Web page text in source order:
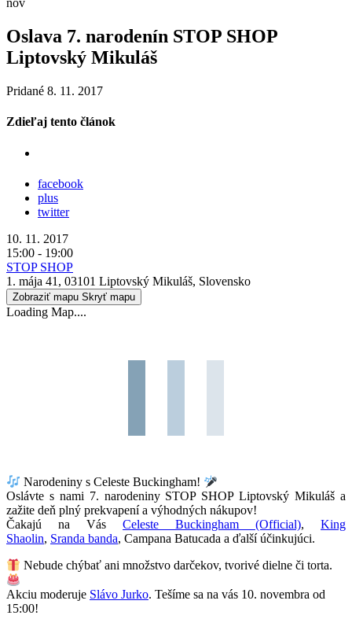
nov
Oslava 7. narodenín STOP SHOP
Liptovský Mikuláš
Pridané 8. 11. 2017
Zdieľaj tento článok
facebook
plus
twitter
10. 11. 2017
15:00 - 19:00
STOP SHOP
1. mája 41, 03101 Liptovský Mikuláš, Slovensko
Zobraziť mapu Skryť mapu
Loading Map....
Narodeniny s Celeste Buckingham!
Oslávte s nami 7. narodeniny STOP SHOP Liptovský Mikuláš a
zažite deň plný prekvapení a výhodných nákupov!
Čakajú na Vás Celeste Buckingham (Official), King
Shaolin, Sranda banda, Campana Batucada a ďalší účinkujúci.
Nebude chýbať ani množstvo darčekov, tvorivé dielne či torta.
Akciu moderuje Slávo Jurko. Tešíme sa na vás 10. novembra od
15:00!